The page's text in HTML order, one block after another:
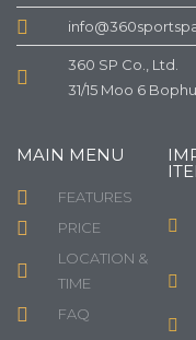
360 SP Co., Ltd.
31/15 Moo 6
MAIN MENU
FEATURES
PRICE
LOCATION &
TIME
FAQ